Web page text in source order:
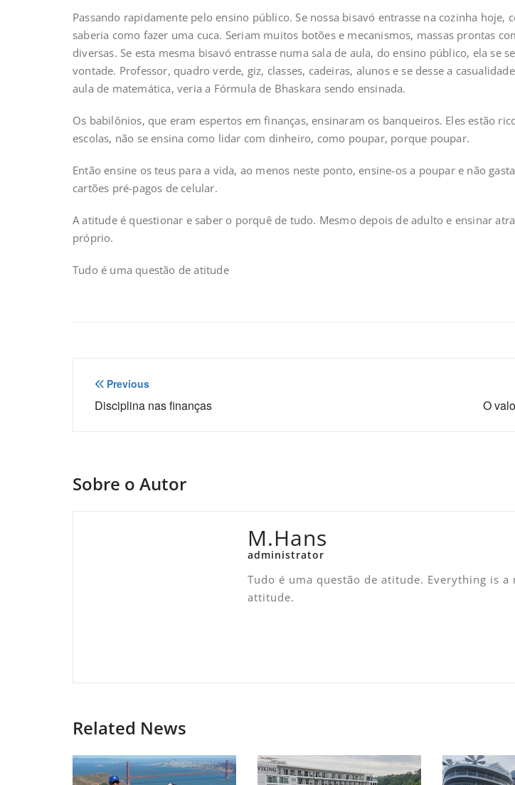
Passando rapidamente pelo ensino público. Se nossa bisavó entrasse na cozinha hoje,
saberia como fazer uma cuca. Seriam muitos botões e mecanismos, massas prontas
diversas. Se esta mesma bisavó entrasse numa sala de aula, do ensino público, ela se
vontade. Professor, quadro verde, giz, classes, cadeiras, alunos e se desse a
aula de matemática, veria a Fórmula de Bhaskara sendo ensinada.
Os babilônios, que eram espertos em finanças, ensinaram os banqueiros. Eles estão
escolas, não se ensina como lidar com dinheiro, como poupar, porque poupar.
Então ensine os teus para a vida, ao menos neste ponto, ensine-os a poupar e não
cartões pré-pagos de celular.
A atitude é questionar e saber o porquê de tudo. Mesmo depois de adulto e ensinar
próprio.
Tudo é uma questão de atitude
Navegação
de
Previous
Disciplina nas finanças O
Sobre o Autor
M.Hans
administrator
Tudo é uma questão de atitude. Everything is
attitude.
Related News